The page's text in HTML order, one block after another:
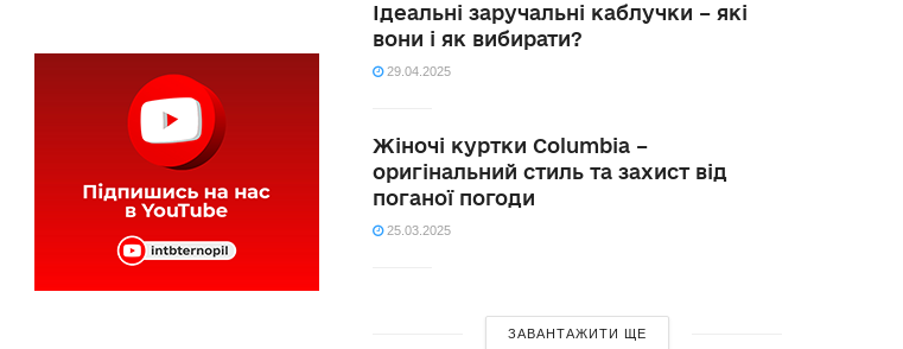
Ідеальні заручальні каблучки – які
вони і як вибирати?
29.04.2025
Жіночі куртки Columbia –
оригінальний стиль та захист від
поганої погоди
25.03.2025
ЗАВАНТАЖИТИ ЩЕ